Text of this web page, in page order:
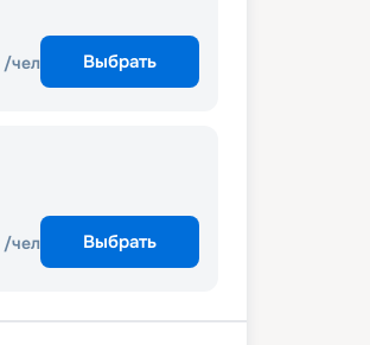
/чел Выбрать
/чел Выбрать